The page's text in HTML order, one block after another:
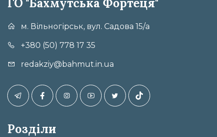
м. Вільногірськ, вул. Садова 15/а
+380 (50) 778 17 35
redakziy@bahmut.in.ua
Розділи